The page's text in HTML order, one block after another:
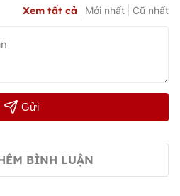
Xem tất cả Mới nhất Cũ nhất
Gửi
BÌNH LUẬN